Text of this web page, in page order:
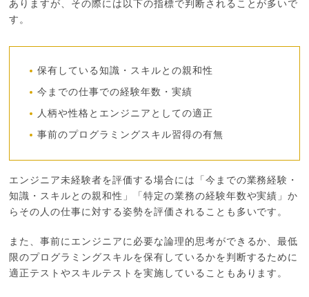
ありますが、その際には以下の指標で判断されることが多いで
す。
保有している知識・スキルとの親和性
今までの仕事での経験年数・実績
人柄や性格とエンジニアとしての適正
事前のプログラミングスキル習得の有無
エンジニア未経験者を評価する場合には「今までの業務経験・
知識・スキルとの親和性」「特定の業務の経験年数や実績」か
らその人の仕事に対する姿勢を評価されることも多いです。
また、事前にエンジニアに必要な論理的思考ができるか、最低
限のプログラミングスキルを保有しているかを判断するために
適正テストやスキルテストを実施していることもあります。